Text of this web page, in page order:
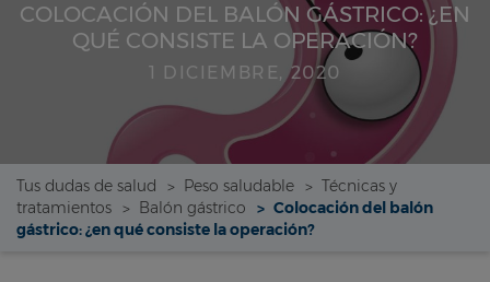
COLOCACIÓN DEL BALÓN GÁSTRICO: ¿EN
QUÉ CONSISTE LA OPERACIÓN?
1 DICIEMBRE, 2020
Tus dudas de salud Peso saludable
Técnicas y
tratamientos
Balón gástrico
Colocación del balón
gástrico: ¿en qué consiste la operación?